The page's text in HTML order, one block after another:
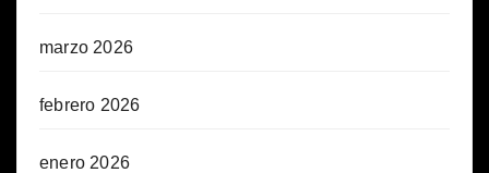
marzo 2026
febrero 2026
enero 2026